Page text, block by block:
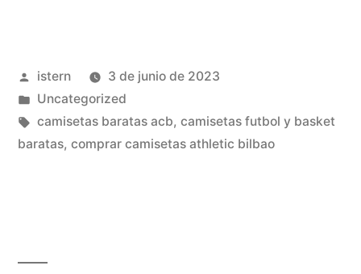
baratas»
Publicado
por
istern
3 de junio de 2023
Publicado
en
Uncategorized
Etiquetas:
camisetas baratas acb, camisetas futbol y basket
baratas, comprar camisetas athletic bilbao